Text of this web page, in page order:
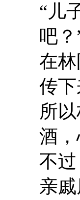
“儿
吧？
在
传下
所
酒
不
亲